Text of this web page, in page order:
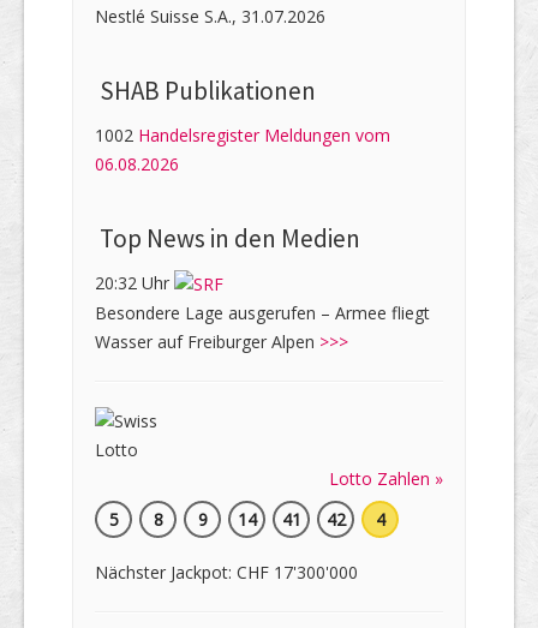
Nestlé Suisse S.A., 31.07.2026
SHAB Publi­kati­onen
1002 Handelsregister Meldungen vom
06.08.2026
Top News in den Medien
20:32 Uhr
Besondere Lage ausgerufen – Armee fliegt
Wasser auf Freiburger Alpen >>>
Lotto Zahlen »
5
8 9 14 41 42 4
Nächster Jackpot: CHF 17'300'000